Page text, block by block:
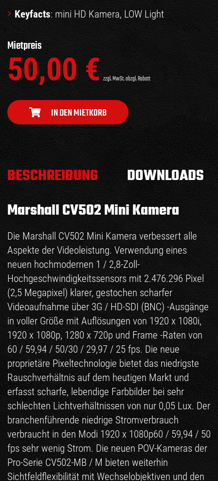
Keyfacts: mini HD Kamera, LOW Light
Mietpreis
50,00 € zzgl. MwSt. abzgl. Rabatt
IN DEN MIETKORB
BESCHREIBUNG
DOWNLOADS
Marshall CV502 Mini Kamera
Die Marshall CV502 Mini Kamera verbessert alle
Aspekte der Videoleistung. Verwendung eines
neuen hochmodernen 1 / 2,8-Zoll-
Hochgeschwindigkeitssensors mit 2.476.296 Pixel
(2,5 Megapixel) klarer, gestochen scharfer
Videoaufnahme über 3G / HD-SDI (BNC) -Ausgänge
in voller Größe mit Auflösungen von 1920 x 1080i,
1920 x 1080p, 1280 x 720p und Frame -Raten von
60 / 59,94 / 50/30 / 29,97 / 25 fps. Die neue
proprietäre Pixeltechnologie bietet das niedrigste
Rauschverhältnis auf dem heutigen Markt und
erfasst scharfe, lebendige Farbbilder bei sehr
schlechten Lichtverhältnissen von nur 0,05 Lux. Der
branchenführende niedrige Stromverbrauch
verbraucht in den Modi 1920 x 1080p60 / 59,94 / 50
fps sehr wenig Strom. Die neuen POV-Kameras der
Pro-Serie CV502-MB / M bieten weiterhin
Sichtfeldflexibilität mit Wechselobjektiven und den